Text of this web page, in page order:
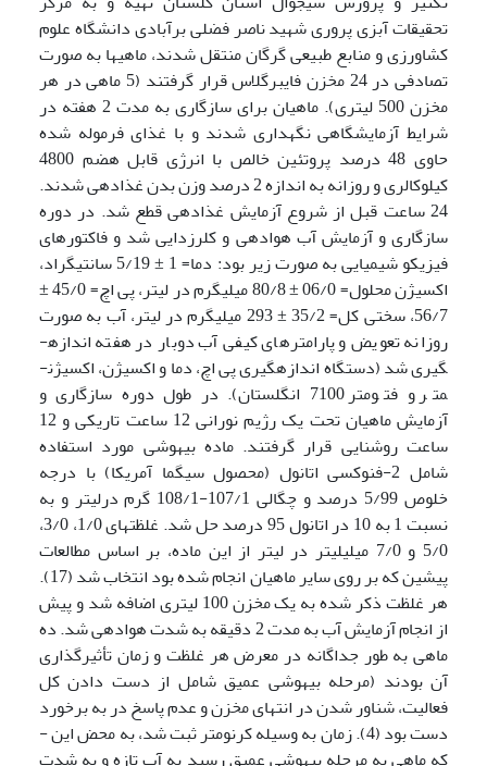
تحقیقات آبزی پروری شهید ناصر فضلی برآبادی دانشگاه علوم
کشاورزی و منابع طبیعی گرگان منتقل شدند، ماهی­ها به صورت
تصادفی در 24 مخزن فایبرگلاس قرار گرفتند (5 ماهی در هر
مخزن 500 لیتری). ماهیان برای سازگاری به مدت 2 هفته در
شرایط آزمایشگاهی نگهداری شدند و با غذای فرموله شده
حاوی 48 درصد پروتئین خالص با انرژی قابل هضم 4800
کیلوکالری و روزانه به اندازه 2 درصد وزن بدن غذادهی شدند.
24 ساعت قبل از شروع آزمایش غذادهی قطع شد. در دوره
سازگاری و آزمایش آب هوادهی و کلرزدایی شد و فاکتورهای
فیزیکو شیمیایی به صورت زیر بود: دما= 1 ± 5/19 سانتی­گراد،
اکسیژن محلول= 06/0 ± 80/8 میلی­گرم در لیتر، پی اچ= 45/0 ±
56/7، سختی کل= 35/2 ± 293 میلی­گرم در لیتر، آب به صورت
روزانه تعویض و پارامتر­های کیفی آب دوبار در هفته اندازه­
گیری شد (دستگاه اندازه­گیری پی اچ، دما و اکسیژن، اکسیژن­
متر و فتومتر 7100 انگلستان). در طول دوره سازگاری و
آزمایش ماهیان تحت یک رژیم نورانی 12 ساعت تاریکی و 12
ساعت روشنایی قرار گرفتند. ماده بیهوشی مورد استفاده
شامل 2-فنوکسی اتانول (محصول سیگما آمریکا) با درجه
خلوص 5/99 درصد و چگالی 107/1-108/1 گرم در­لیتر و به
نسبت 1 به 10 در اتانول 95 درصد حل شد. غلظت­های 1/0، 3/0،
5/0 و 7/0 میلی­لیتر در لیتر از این ماده، بر اساس مطالعات
پیشین که بر روی سایر ماهیان انجام شده بود انتخاب شد (17).
هر غلظت ذکر شده به یک مخزن 100 لیتری اضافه شد و پیش
از انجام آزمایش آب به مدت 2 دقیقه به شدت هوادهی شد. ده
ماهی به طور جداگانه در معرض هر غلظت و زمان تأثیرگذاری
آن بودند (مرحله بیهوشی عمیق شامل از دست دادن کل
فعالیت، شناور شدن در انتهای مخزن و عدم پاسخ در به برخورد
دست بود (4). زمان به وسیله کرنومتر ثبت شد، به محض این ­
که ماهی به مرحله بیهوشی عمیق رسید به آب تازه و به شدت